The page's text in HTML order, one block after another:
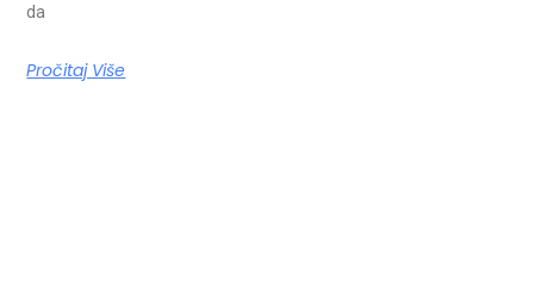
da
Pročitaj Više